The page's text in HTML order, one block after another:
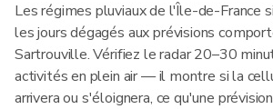
Les régimes pluviaux de l'Île-de-France
les jours dégagés aux prévisions
Sartrouville. Vérifiez le radar 20–30
activités en plein air — il montre si la
arrivera ou s'éloignera, ce qu'une